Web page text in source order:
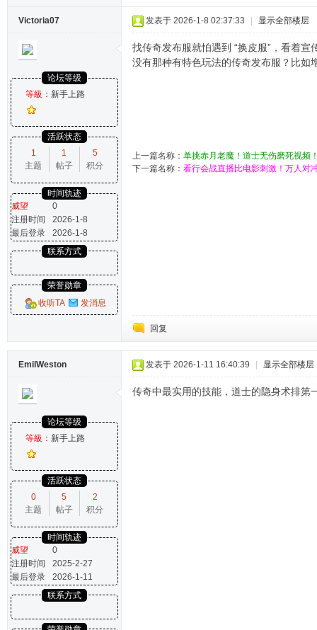
坛
Victoria07
论坛等级
等級： 新手上路
活跃状态
1
主题
1
帖子
5
积分
时间轨迹
威望
0
注册时间
2026-1-8
最后登录
2026-1-8
联系方式
荣誉勋章
收听TA
发消息
发表于 2026-1-8 02:37:33 显示全部楼层
找传奇发布服就怕遇到 “换皮服”，看着
没有那种有特色玩法的传奇发布服？比如
上一篇名称： 单挑赤月老魔！道士无伤磨死视频
下一篇名称： 看行会战直播比电影刺激！万人对
回复
EmilWeston
论坛等级
等級： 新手上路
活跃状态
0
主题
5
帖子
2
积分
时间轨迹
威望
0
注册时间
2025-2-27
最后登录
2026-1-11
联系方式
发表于 2026-1-11 16:40:39 显示全部楼层
传奇中最实用的技能，道士的隐身术排第